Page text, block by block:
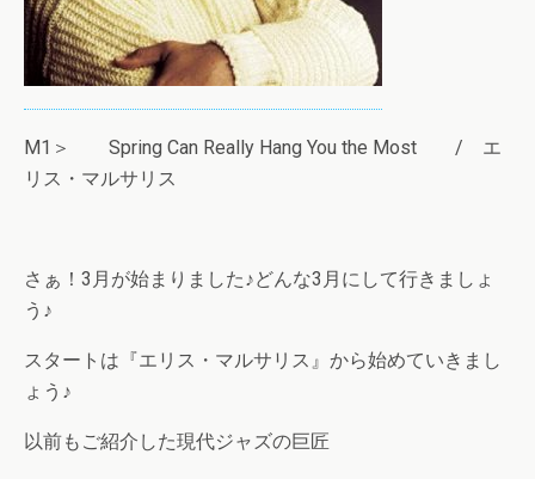
M1＞ Spring Can Really Hang You the Most / エ
リス・マルサリス
さぁ！3月が始まりました♪どんな3月にして行きましょ
う♪
スタートは『エリス・マルサリス』から始めていきまし
ょう♪
以前もご紹介した現代ジャズの巨匠